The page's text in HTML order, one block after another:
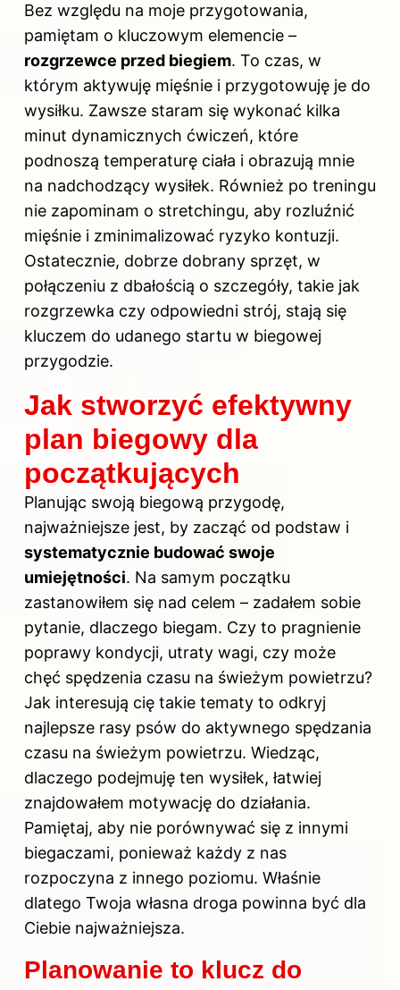
Bez względu na moje przygotowania,
pamiętam o kluczowym elemencie –
rozgrzewce przed biegiem. To czas, w
którym aktywuję mięśnie i przygotowuję je do
wysiłku. Zawsze staram się wykonać kilka
minut dynamicznych ćwiczeń, które
podnoszą temperaturę ciała i obrazują mnie
na nadchodzący wysiłek. Również po treningu
nie zapominam o stretchingu, aby rozluźnić
mięśnie i zminimalizować ryzyko kontuzji.
Ostatecznie, dobrze dobrany sprzęt, w
połączeniu z dbałością o szczegóły, takie jak
rozgrzewka czy odpowiedni strój, stają się
kluczem do udanego startu w biegowej
przygodzie.
Jak stworzyć efektywny
plan biegowy dla
początkujących
Planując swoją biegową przygodę,
najważniejsze jest, by zacząć od podstaw i
systematycznie budować swoje
umiejętności. Na samym początku
zastanowiłem się nad celem – zadałem sobie
pytanie, dlaczego biegam. Czy to pragnienie
poprawy kondycji, utraty wagi, czy może
chęć spędzenia czasu na świeżym powietrzu?
Jak interesują cię takie tematy to odkryj
najlepsze rasy psów do aktywnego spędzania
czasu na świeżym powietrzu. Wiedząc,
dlaczego podejmuję ten wysiłek, łatwiej
znajdowałem motywację do działania.
Pamiętaj, aby nie porównywać się z innymi
biegaczami, ponieważ każdy z nas
rozpoczyna z innego poziomu. Właśnie
dlatego Twoja własna droga powinna być dla
Ciebie najważniejsza.
Planowanie to klucz do